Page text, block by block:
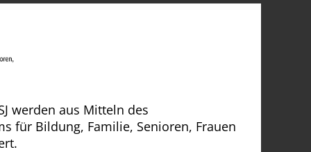
werden aus Mitteln des
für Bildung, Familie, Senioren, Frauen